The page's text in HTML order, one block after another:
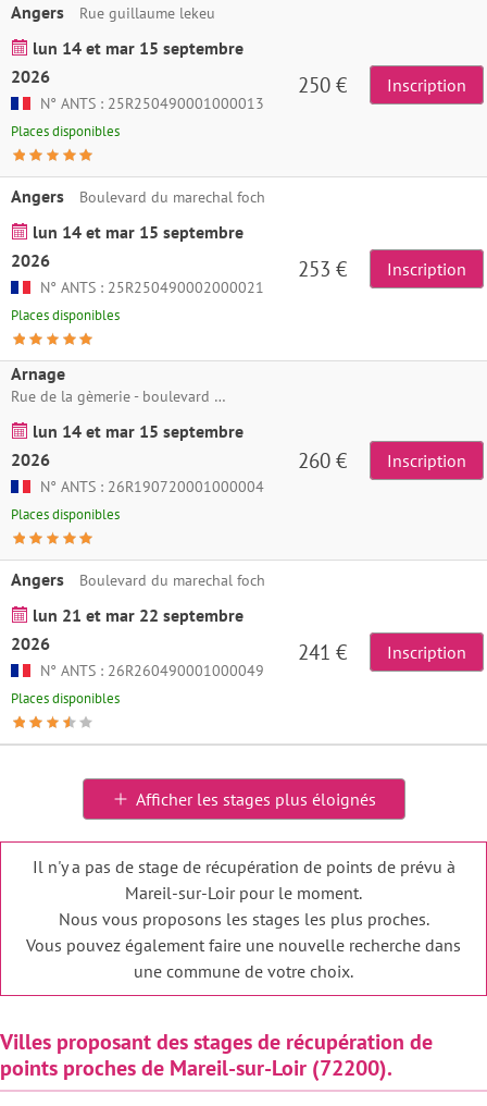
Angers Rue guillaume lekeu
lun 14 et mar 15 septembre
2026
N° ANTS : 25R250490001000013
Places disponibles
250 € Inscription
Angers Boulevard du marechal foch
lun 14 et mar 15 septembre
2026
N° ANTS : 25R250490002000021
Places disponibles
253 € Inscription
Arnage
Rue de la gèmerie - boulevard pierre lefaucheux
lun 14 et mar 15 septembre
2026
N° ANTS : 26R190720001000004
Places disponibles
260 € Inscription
Angers Boulevard du marechal foch
lun 21 et mar 22 septembre
2026
N° ANTS : 26R260490001000049
Places disponibles
241 € Inscription
Afficher les stages plus éloignés
Il n'y a pas de stage de récupération de points de prévu à
Mareil-sur-Loir pour le moment.
Nous vous proposons les stages les plus proches.
Vous pouvez également faire une nouvelle recherche dans
une commune de votre choix.
Villes proposant des stages de récupération de
points proches de Mareil-sur-Loir (72200).
×
€.
×